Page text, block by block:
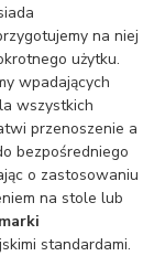
na niej
użytku.
wpadających
wszystkich
przenoszenie a
bezpośredniego
o zastosowaniu
na stole lub
standardami.